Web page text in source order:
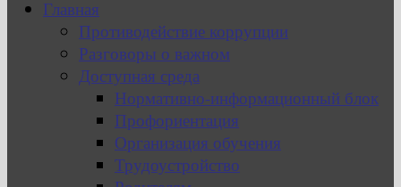
Главная
Противодействие коррупции
Разговоры о важном
Доступная среда
Нормативно-информационный блок
Профориентация
Организация обучения
Трудоустройство